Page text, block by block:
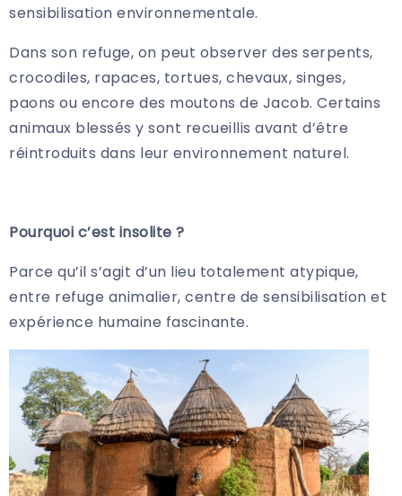
sensibilisation environnementale.
Dans son refuge, on peut observer des serpents,
crocodiles, rapaces, tortues, chevaux, singes,
paons ou encore des moutons de Jacob. Certains
animaux blessés y sont recueillis avant d’être
réintroduits dans leur environnement naturel.
Pourquoi c’est insolite ?
Parce qu’il s’agit d’un lieu totalement atypique,
entre refuge animalier, centre de sensibilisation et
expérience humaine fascinante.